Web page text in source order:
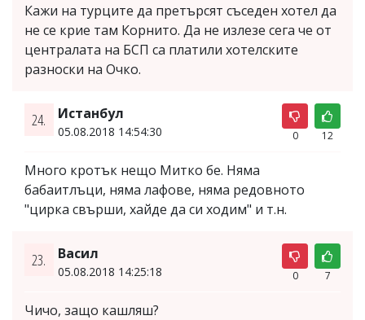
Кажи на турците да претърсят съседен хотел да
не се крие там Корнито. Да не излезе сега че от
централата на БСП са платили хотелските
разноски на Очко.
24. Истанбул
05.08.2018 14:54:30 0 12
Много кротък нещо Митко бе. Няма
бабаитлъци, няма лафове, няма редовното
"цирка свърши, хайде да си ходим" и т.н.
23. Васил
05.08.2018 14:25:18 0 7
Чичо, защо кашляш?